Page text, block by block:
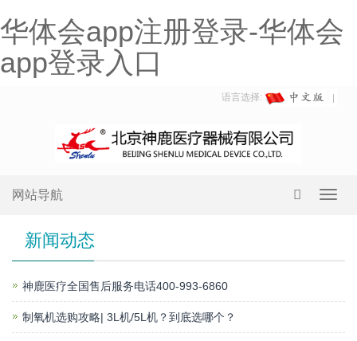
华体会app注册登录-华体会
app登录入口
语言选择:
网站导航
新闻动态
神鹿医疗全国售后服务电话400-993-6860
制氧机选购攻略| 3L机/5L机？到底选哪个？